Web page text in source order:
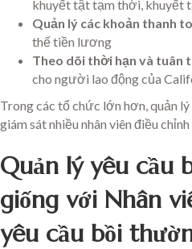
khuyết tật tạm thời, khuyết
Quản lý các khoản thanh
thế tiền lương
Theo dõi thời hạn và tuân
cho người lao động của
Trong các tổ chức lớn hơn, quản
giám sát nhiều nhân viên điều
Quản lý yêu cầu
giống với Nhân
yêu cầu bồi